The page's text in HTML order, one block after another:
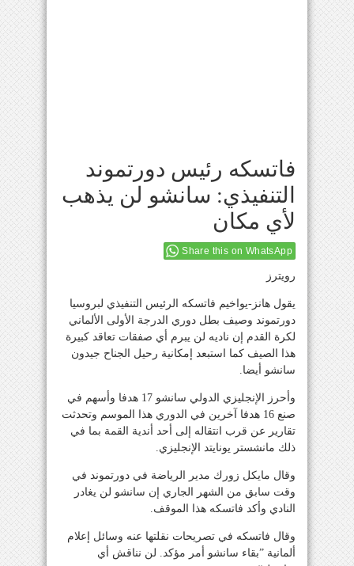
فاتسكه رئيس دورتموند
التنفيذي: سانشو لن يذهب
لأي مكان
Share this on WhatsApp
رويترز
يقول هانز-يواخيم فاتسكه الرئيس التنفيذي لبروسيا
دورتموند وصيف بطل دوري الدرجة الأولى الألماني
لكرة القدم إن ناديه لن يبرم أي صفقات تعاقد كبيرة
هذا الصيف كما استبعد إمكانية رحيل الجناح جيدون
سانشو أيضا.
وأحرز الإنجليزي الدولي سانشو 17 هدفا وأسهم في
صنع 16 هدفا آخرين في الدوري هذا الموسم وتحدثت
تقارير عن قرب انتقاله إلى أحد أندية القمة بما في
ذلك مانشستر يونايتد الإنجليزي.
وقال مايكل زورك مدير الرياضة في دورتموند في
وقت سابق من الشهر الجاري إن سانشو لن يغادر
النادي وأكد فاتسكه هذا الموقف.
وقال فاتسكه في تصريحات نقلتها عنه وسائل إعلام
ألمانية ”بقاء سانشو أمر مؤكد. لن نناقش أي